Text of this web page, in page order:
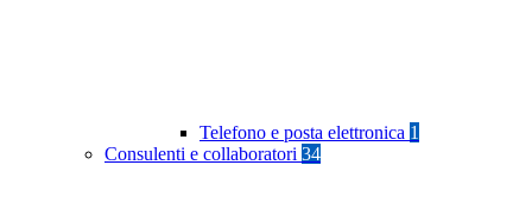
Telefono e posta elettronica 1
Consulenti e collaboratori 34